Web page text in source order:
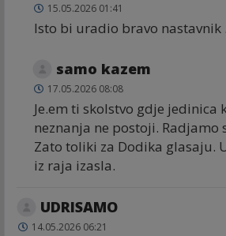
15.05.2026 01:41
Isto bi uradio bravo nastavnik .
samo kazem
17.05.2026 08:08
Je.em ti skolstvo gdje jedinica
neznanja ne postoji. Radjamo
Zato toliki za Dodika glasaju.
iz raja izasla.
UDRISAMO
14.05.2026 06:21